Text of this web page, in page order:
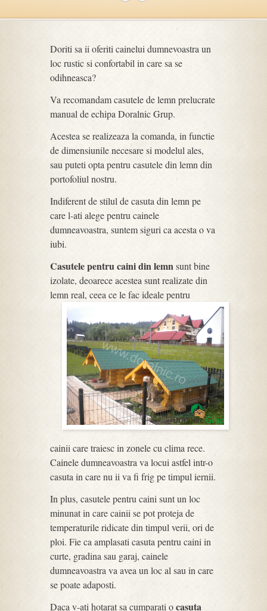
Doriti sa ii oferiti cainelui dumnevoastra un
loc rustic si confortabil in care sa se
odihneasca?
Va recomandam casutele de lemn prelucrate
manual de echipa Doralnic Grup.
Acestea se realizeaza la comanda, in functie
de dimensiunile necesare si modelul ales,
sau puteti opta pentru casutele din lemn din
portofoliul nostru.
Indiferent de stilul de casuta din lemn pe
care l-ati alege pentru cainele
dumneavoastra, suntem siguri ca acesta o va
iubi.
Casutele pentru caini din lemnsunt bine
izolate, deoarece acestea sunt realizate din
lemn real, ceea ce le fac ideale pentru
cainii care traiesc in zonele cu clima rece.
Cainele dumneavoastra va locui astfel intr-o
casuta in care nu ii va fi frig pe timpul iernii.
In plus, casutele pentru caini sunt un loc
minunat in care cainii se pot proteja de
temperaturile ridicate din timpul verii, ori de
ploi. Fie ca amplasati casuta pentru caini in
curte, gradina sau garaj, cainele
dumneavoastra va avea un loc al sau in care
se poate adaposti.
Daca v-ati hotarat sa cumparati ocasuta